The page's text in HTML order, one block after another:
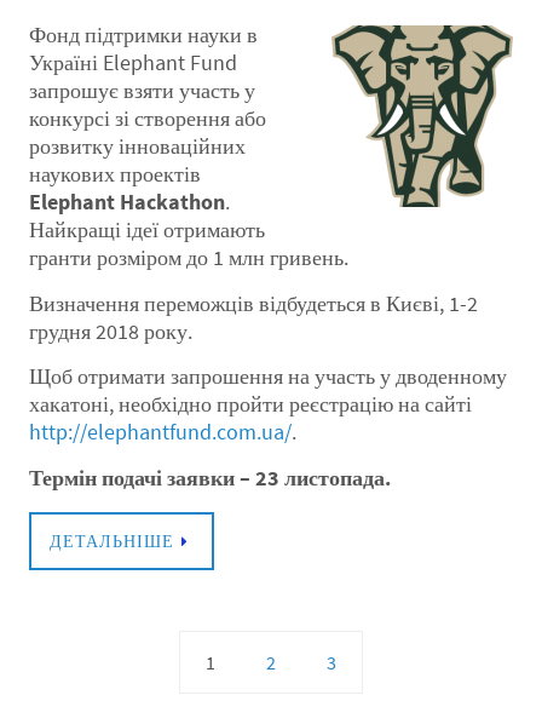
Фонд підтримки науки в
Україні Elephant Fund
запрошує взяти участь у
конкурсі зі створення або
розвитку інноваційних
наукових проектів
Elephant Hackathon.
Найкращі ідеї отримають
гранти розміром до 1 млн гривень.
Визначення переможців відбудеться в Києві, 1-2
грудня 2018 року.
Щоб отримати запрошення на участь у дводенному
хакатоні, необхідно пройти реєстрацію на сайті
http://elephantfund.com.ua/.
Термін подачі заявки – 23 листопада.
ДЕТАЛЬНІШЕ
1 2 3